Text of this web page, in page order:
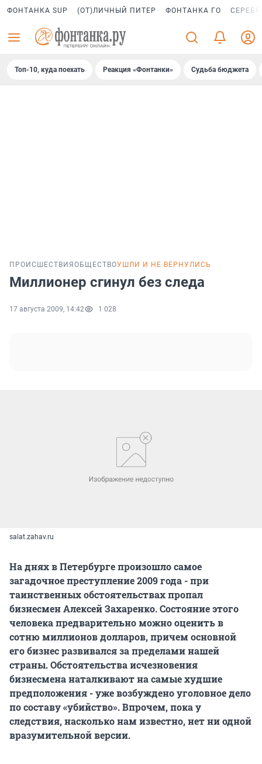
ФОНТАНКА SUP (ОТ)ЛИЧНЫЙ ПИТЕР ФОНТАНКА ГО
Топ-10, куда поехать Реакция «Фонтанки» Судьба бюджета
ПРОИСШЕСТВИЯ ОБЩЕСТВОУШЛИ И НЕ ВЕРНУЛИСЬ
Миллионер сгинул без следа
17 августа 2009, 14:42 1 028
salat.zahav.ru
На днях в Петербурге произошло самое
загадочное преступление 2009 года - при
таинственных обстоятельствах пропал
бизнесмен Алексей Захаренко. Состояние этого
человека предварительно можно оценить в
сотню миллионов долларов, причем основной
его бизнес развивался за пределами нашей
страны. Обстоятельства исчезновения
бизнесмена наталкивают на самые худшие
предположения - уже возбуждено уголовное дело
по составу «убийство». Впрочем, пока у
следствия, насколько нам известно, нет ни одной
вразумительной версии.